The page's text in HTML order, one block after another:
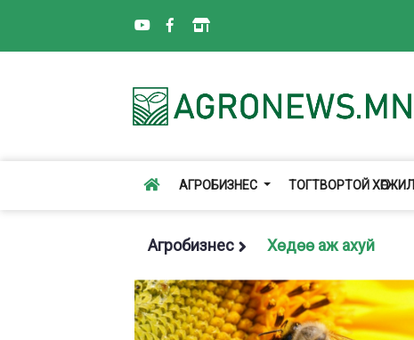
АГРОБИЗНЕС ТОГТВОРТОЙ ХӨГЖИЛ
Агробизнес Хөдөө аж ахуй